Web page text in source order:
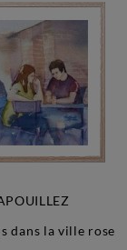
dans la ville rose